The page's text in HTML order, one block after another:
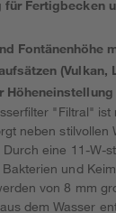
für Fertigbecken
Fontänenhöhe
(Vulkan,
Höheneinstellung
"Filtral" ist
neben stilvollen
Durch eine 11-W-
und
von 8 mm
dem Wasser